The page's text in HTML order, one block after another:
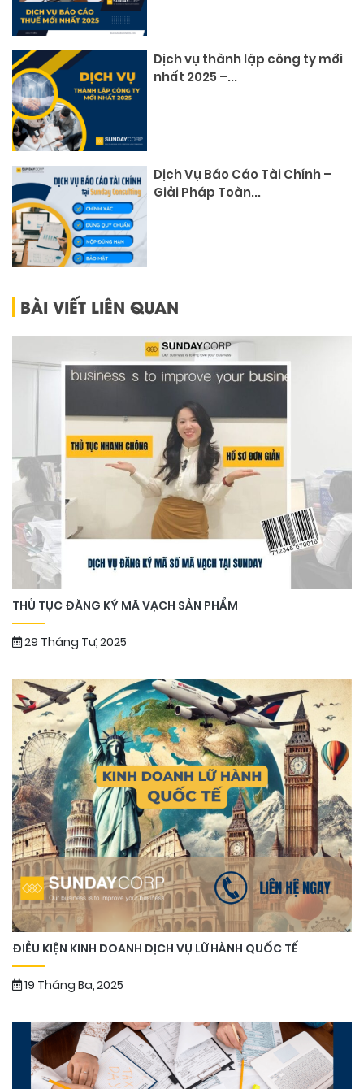
Dịch vụ thành lập công ty mới
nhất 2025 –...
Dịch Vụ Báo Cáo Tài Chính –
Giải Pháp Toàn...
BÀI VIẾT LIÊN QUAN
THỦ TỤC ĐĂNG KÝ MÃ VẠCH SẢN PHẨM
29 Tháng Tư, 2025
ĐIỀU KIỆN KINH DOANH DỊCH VỤ LỮ HÀNH QUỐC TẾ
19 Tháng Ba, 2025